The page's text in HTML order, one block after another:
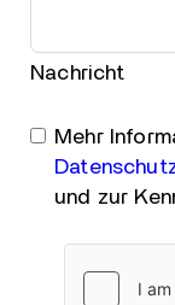
Nachricht
Mehr
und zur